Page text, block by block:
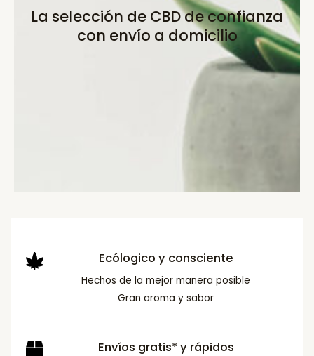
La selección de CBD de confianza
con envío a domicilio
Ecólogico y consciente
Hechos de la mejor manera posible
Gran aroma y sabor
Envíos gratis* y rápidos